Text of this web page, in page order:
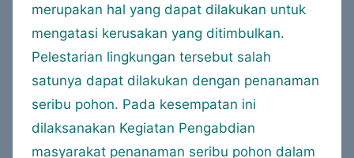
merupakan hal yang dapat dilakukan untuk
mengatasi kerusakan yang ditimbulkan.
Pelestarian lingkungan tersebut salah
satunya dapat dilakukan dengan penanaman
seribu pohon. Pada kesempatan ini
dilaksanakan Kegiatan Pengabdian
masyarakat penanaman seribu pohon dalam